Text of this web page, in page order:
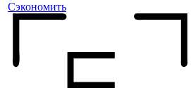
Сэкономить